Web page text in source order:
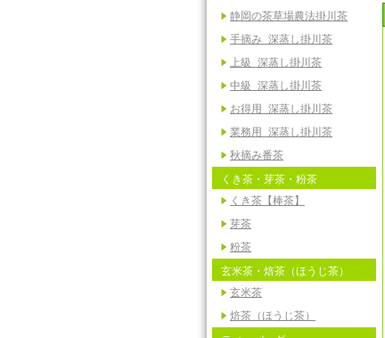
静岡の茶草場農法掛川茶
手摘み 深蒸し掛川茶
上級 深蒸し掛川茶
中級 深蒸し掛川茶
お得用 深蒸し掛川茶
業務用 深蒸し掛川茶
秋摘み番茶
くき茶・芽茶・粉茶
くき茶【棒茶】
芽茶
粉茶
玄米茶・焙茶（ほうじ茶）
玄米茶
焙茶（ほうじ茶）